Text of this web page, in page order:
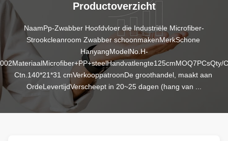
Productoverzicht
NaamPp-Zwabber Hoofdvloer die Industriële Microfiber-
Strookcleanroom Zwabber schoonmakenMerkSchone
HanyangModelNo.H-
002MateriaalMicrofiber+PP+steelHandvatlengte125cmMOQ7PCsQty/
Ctn.140*21*31 cmVerkooppatroonDe groothandel, maakt aan
OrdeLevertijdVerscheept in 20~25 dagen (hang van ...